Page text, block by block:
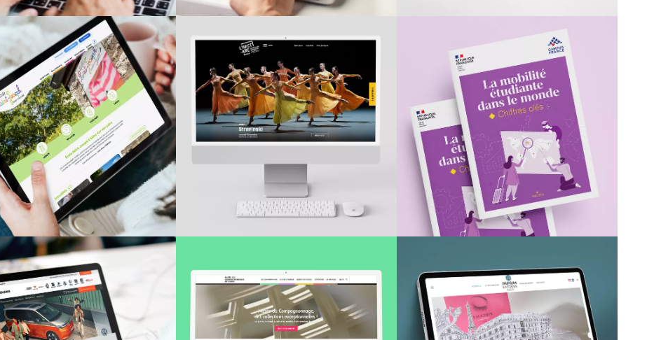
ÉCOLE ST JOSEPH
Site Internet
L'HECTARE
Site Internet du
centre national de
la marionnette
CAMPUS FRANCE
Chiffres clés print
et digital
GROUPE L. WARSEMANN MUSÉE DU COMPAGNONNAGE IMPRIMEXPRESS